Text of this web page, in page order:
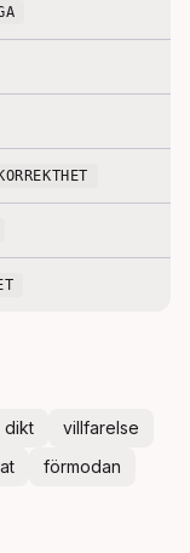
KORREKTHET
dikt
villfarelse
förmodan